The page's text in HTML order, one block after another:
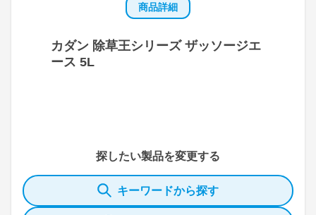
商品詳細
カダン 除草王シリーズ ザッソージエ
ース 5L
探したい製品を変更する
キーワードから探す